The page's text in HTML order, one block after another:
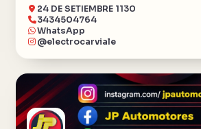
24 DE SETIEMBRE 1130
3434504764
WhatsApp
@electrocarviale